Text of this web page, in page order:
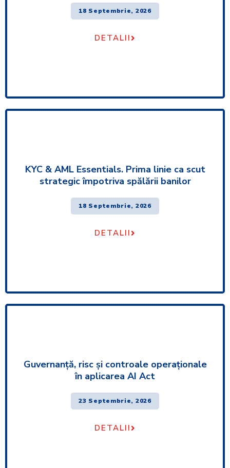
18 Septembrie, 2026
DETALII
KYC & AML Essentials. Prima linie ca scut
strategic împotriva spălării banilor
18 Septembrie, 2026
DETALII
Guvernanță, risc și controale operaționale
în aplicarea AI Act
23 Septembrie, 2026
DETALII